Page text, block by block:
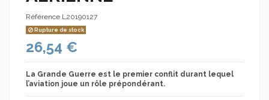
Référence L20190127
Rupture de stock
26,54 €
La Grande Guerre est le premier conflit durant lequel
l’aviation joue un rôle prépondérant.